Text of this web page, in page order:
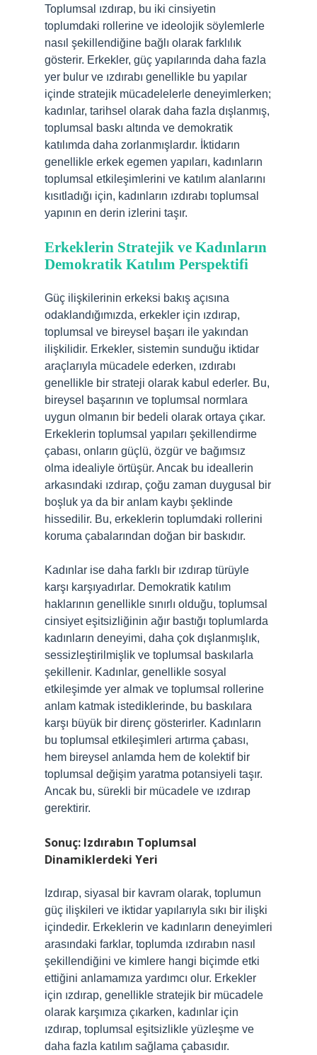
Toplumsal ızdırap, bu iki cinsiyetin
toplumdaki rollerine ve ideolojik söylemlerle
nasıl şekillendiğine bağlı olarak farklılık
gösterir. Erkekler, güç yapılarında daha fazla
yer bulur ve ızdırabı genellikle bu yapılar
içinde stratejik mücadelelerle deneyimlerken;
kadınlar, tarihsel olarak daha fazla dışlanmış,
toplumsal baskı altında ve demokratik
katılımda daha zorlanmışlardır. İktidarın
genellikle erkek egemen yapıları, kadınların
toplumsal etkileşimlerini ve katılım alanlarını
kısıtladığı için, kadınların ızdırabı toplumsal
yapının en derin izlerini taşır.
Erkeklerin Stratejik ve Kadınların
Demokratik Katılım Perspektifi
Güç ilişkilerinin erkeksi bakış açısına
odaklandığımızda, erkekler için ızdırap,
toplumsal ve bireysel başarı ile yakından
ilişkilidir. Erkekler, sistemin sunduğu iktidar
araçlarıyla mücadele ederken, ızdırabı
genellikle bir strateji olarak kabul ederler. Bu,
bireysel başarının ve toplumsal normlara
uygun olmanın bir bedeli olarak ortaya çıkar.
Erkeklerin toplumsal yapıları şekillendirme
çabası, onların güçlü, özgür ve bağımsız
olma idealiyle örtüşür. Ancak bu ideallerin
arkasındaki ızdırap, çoğu zaman duygusal bir
boşluk ya da bir anlam kaybı şeklinde
hissedilir. Bu, erkeklerin toplumdaki rollerini
koruma çabalarından doğan bir baskıdır.
Kadınlar ise daha farklı bir ızdırap türüyle
karşı karşıyadırlar. Demokratik katılım
haklarının genellikle sınırlı olduğu, toplumsal
cinsiyet eşitsizliğinin ağır bastığı toplumlarda
kadınların deneyimi, daha çok dışlanmışlık,
sessizleştirilmişlik ve toplumsal baskılarla
şekillenir. Kadınlar, genellikle sosyal
etkileşimde yer almak ve toplumsal rollerine
anlam katmak istediklerinde, bu baskılara
karşı büyük bir direnç gösterirler. Kadınların
bu toplumsal etkileşimleri artırma çabası,
hem bireysel anlamda hem de kolektif bir
toplumsal değişim yaratma potansiyeli taşır.
Ancak bu, sürekli bir mücadele ve ızdırap
gerektirir.
Sonuç: Izdırabın Toplumsal
Dinamiklerdeki Yeri
Izdırap, siyasal bir kavram olarak, toplumun
güç ilişkileri ve iktidar yapılarıyla sıkı bir ilişki
içindedir. Erkeklerin ve kadınların deneyimleri
arasındaki farklar, toplumda ızdırabın nasıl
şekillendiğini ve kimlere hangi biçimde etki
ettiğini anlamamıza yardımcı olur. Erkekler
için ızdırap, genellikle stratejik bir mücadele
olarak karşımıza çıkarken, kadınlar için
ızdırap, toplumsal eşitsizlikle yüzleşme ve
daha fazla katılım sağlama çabasıdır.